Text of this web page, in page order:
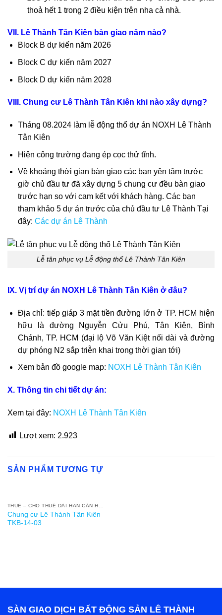
thoả hết 1 trong 2 điều kiện trên nha cả nhà.
VII. Lê Thành Tân Kiên bàn giao năm nào?
Block B dự kiến năm 2026
Block C dự kiến năm 2027
Block D dự kiến năm 2028
VIII. Chung cư Lê Thành Tân Kiên khi nào xây dựng?
Tháng 08.2024 làm lễ động thổ dự án NOXH Lê Thành
Tân Kiên
Hiện công trường đang ép cọc thử tĩnh.
Về khoảng thời gian bàn giao các bạn yên tâm trước
giờ chủ đầu tư đã xây dựng 5 chung cư đều bàn giao
trước hạn so với cam kết với khách hàng. Các bạn
tham khảo 5 dự án trước của chủ đầu tư Lê Thành Tại
đây: Các dự án Lê Thành
Lễ tân phục vụ Lễ động thổ Lê Thành Tân Kiên
IX. Vị trí dự án NOXH Lê Thành Tân Kiên ở đâu?
Địa chỉ: tiếp giáp 3 mặt tiền đường lớn ở TP. HCM hiện
hữu là đường Nguyễn Cửu Phú, Tân Kiên, Bình
Chánh, TP. HCM (đại lộ Võ Văn Kiệt nối dài và đường
dự phóng N2 sắp triễn khai trong thời gian tới)
Xem bản đồ google map: NOXH Lê Thành Tân Kiên
X. Thông tin chi tiết dự án:
Xem tại đây: NOXH Lê Thành Tân Kiên
Lượt xem: 2.923
SẢN PHẨM TƯƠNG TỰ
HẾT HÀNG
Chung cư Lê Thành Tân Kiên
TKB-14-03
SÀN GIAO DỊCH BẤT ĐỘNG SẢN LÊ THÀNH